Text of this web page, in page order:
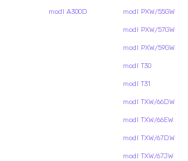
modl A300D modl PXW/55GW
modl PXW/57GW
modl PXW/59GW
modl T30
modl T31
modl TXW/66DW
modl TXW/66EW
modl TXW/67DW
modl TXW/67JW